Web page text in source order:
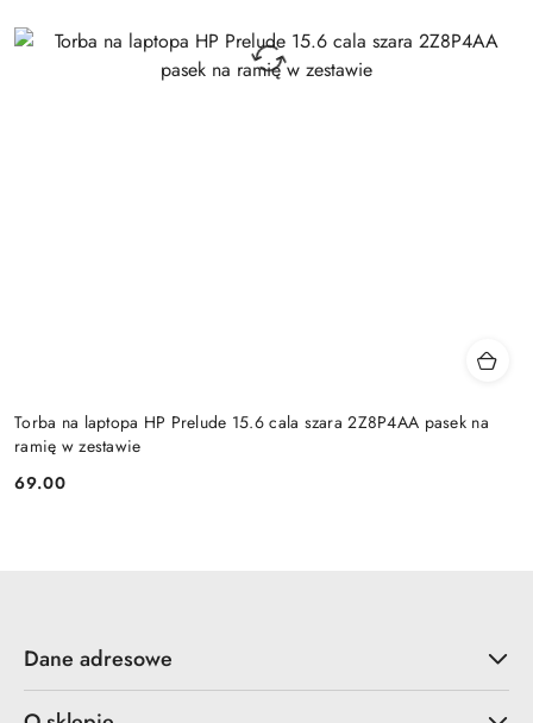
Torba na laptopa HP Prelude 15.6 cala szara 2Z8P4AA pasek na
ramię w zestawie
Cena:
69.00
Dane adresowe